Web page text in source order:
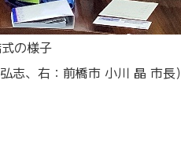
の様子
志、右：前橋市 小川 晶 市長）